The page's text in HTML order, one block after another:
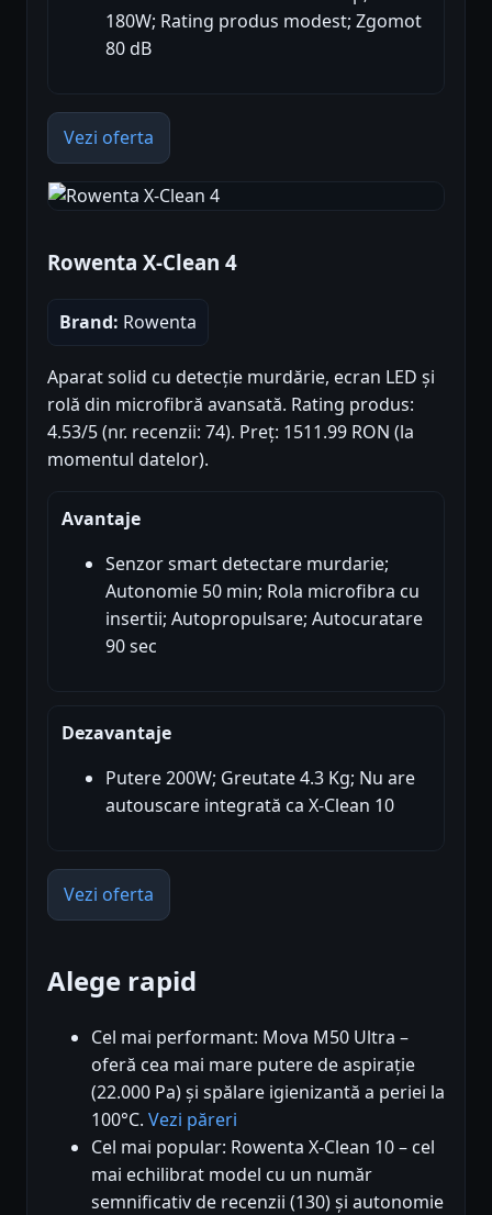
180W; Rating produs modest; Zgomot
80 dB
Vezi oferta
Rowenta X-Clean 4
Brand: Rowenta
Aparat solid cu detecție murdărie, ecran LED și
rolă din microfibră avansată. Rating produs:
4.53/5 (nr. recenzii: 74). Preț: 1511.99 RON (la
momentul datelor).
Avantaje
Senzor smart detectare murdarie;
Autonomie 50 min; Rola microfibra cu
insertii; Autopropulsare; Autocuratare
90 sec
Dezavantaje
Putere 200W; Greutate 4.3 Kg; Nu are
autouscare integrată ca X-Clean 10
Vezi oferta
Alege rapid
Cel mai performant: Mova M50 Ultra –
oferă cea mai mare putere de aspirație
(22.000 Pa) și spălare igienizantă a periei la
100°C. Vezi păreri
Cel mai popular: Rowenta X-Clean 10 – cel
mai echilibrat model cu un număr
semnificativ de recenzii (130) și autonomie